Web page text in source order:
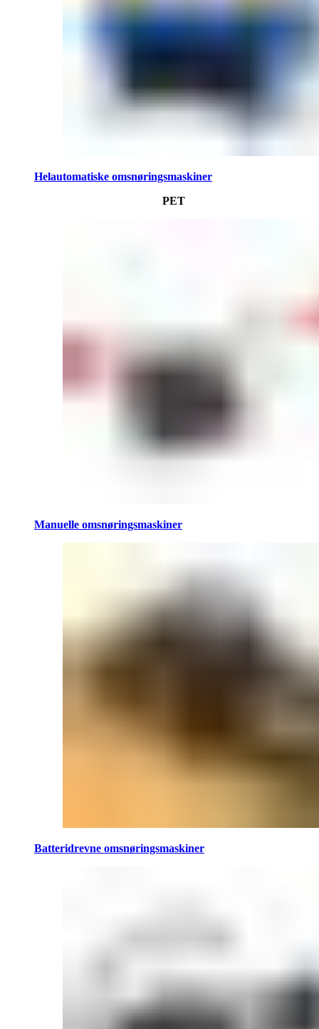
Helautomatiske omsnøringsmaskiner
PET
Manuelle omsnøringsmaskiner
Batteridrevne omsnøringsmaskiner